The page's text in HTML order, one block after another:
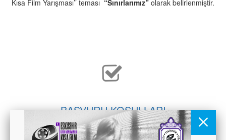
Kısa Film Yarışması’’ teması “Sınırlarımız” olarak belirlenmiştir.
BAŞVURU KOŞULLARI
BAŞVURU KOŞULLARI İÇİN TIKLAYINIZ